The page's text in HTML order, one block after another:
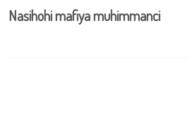
Nasihohi mafiya muhimmanci